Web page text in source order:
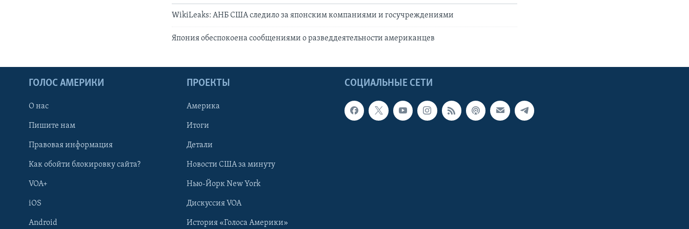
WikiLeaks: АНБ США следило за японским компаниями и госучреждениями
Япония обеспокоена сообщениями о разведдеятельности американцев
СОЦИАЛЬНЫЕ СЕТИ
ГОЛОС АМЕРИКИ
О нас
Пишите нам
Правовая информация
Как обойти блокировку сайта?
VOA+
iOS
Android
ПРОЕКТЫ
Америка
Итоги
Детали
Новости США за минуту
Нью-Йорк New York
Дискуссия VOA
История «Голоса Америки»